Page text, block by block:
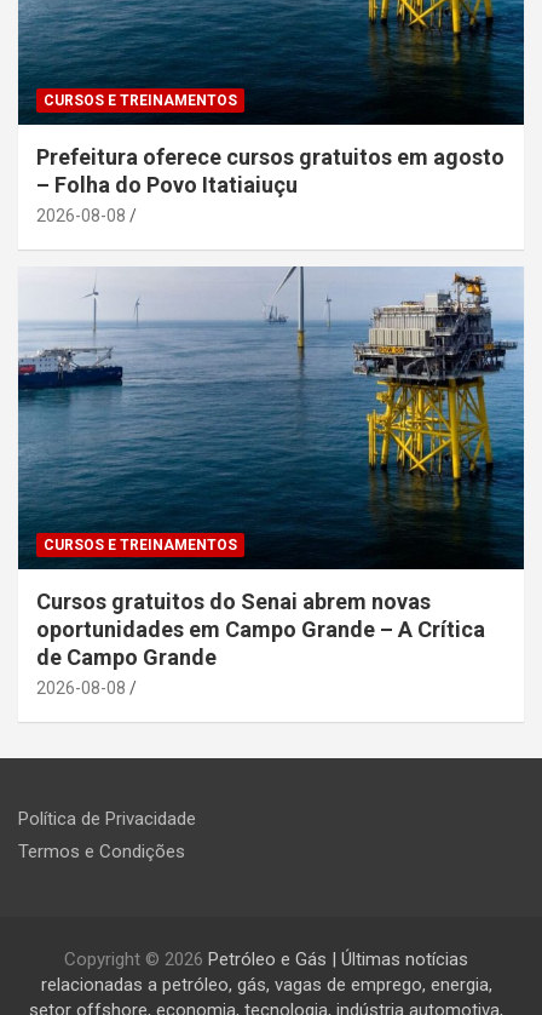
CURSOS E TREINAMENTOS
Prefeitura oferece cursos gratuitos em agosto
– Folha do Povo Itatiaiuçu
2026-08-08
CURSOS E TREINAMENTOS
Cursos gratuitos do Senai abrem novas
oportunidades em Campo Grande – A Crítica
de Campo Grande
2026-08-08
Política de Privacidade
Termos e Condições
Copyright © 2026 Petróleo e Gás | Últimas notícias
relacionadas a petróleo, gás, vagas de emprego, energia,
setor offshore, economia, tecnologia, indústria automotiva,